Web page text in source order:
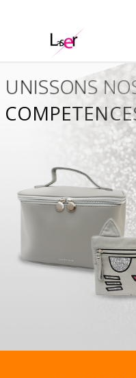
UNISSONS